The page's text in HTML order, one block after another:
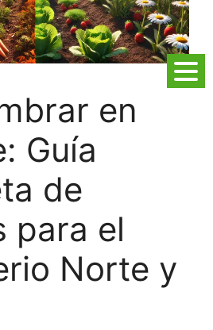
en
Guía
de
para el
Norte y